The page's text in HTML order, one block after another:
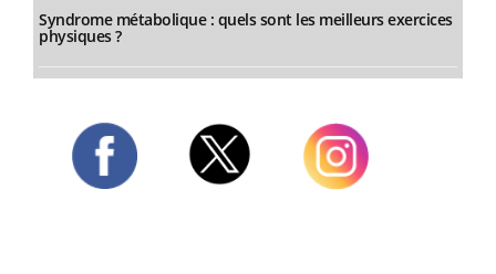
Syndrome métabolique : quels sont les meilleurs exercices
physiques ?